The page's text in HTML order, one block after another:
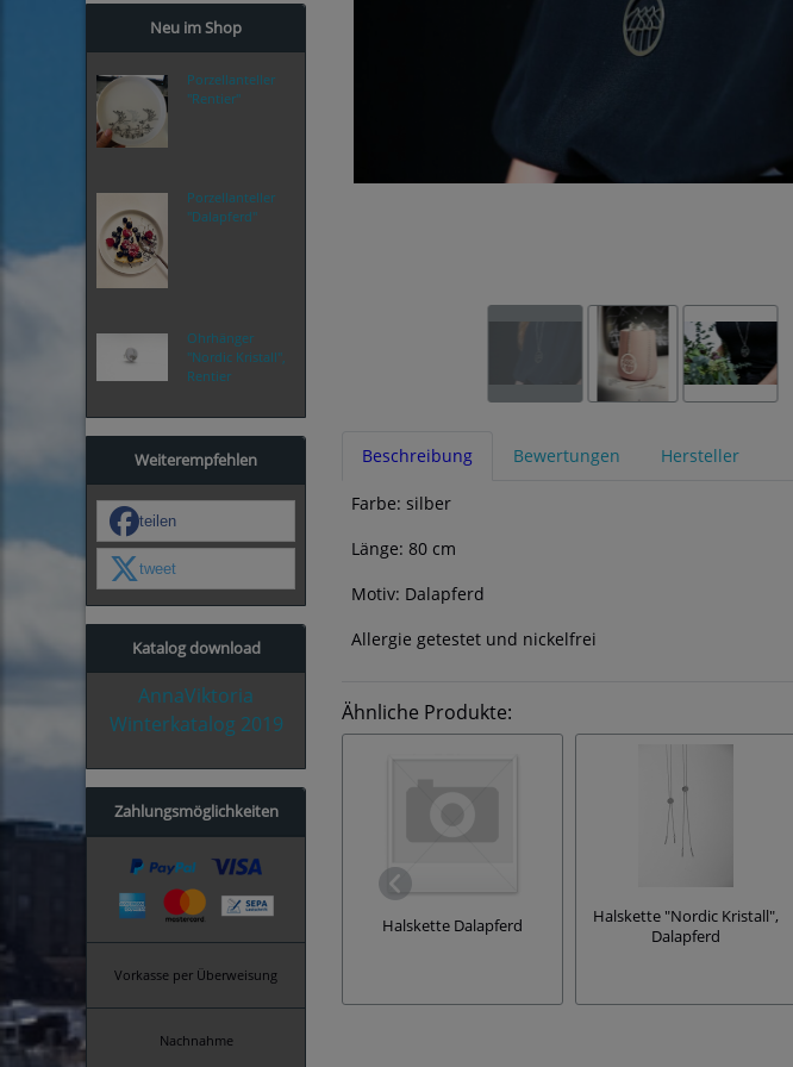
Neu im Shop
Porzellanteller
"Rentier"
Porzellanteller
"Dalapferd"
Ohrhänger
"Nordic Kristall",
Rentier
Weiterempfehlen
teilen
tweet
Katalog download
AnnaViktoria
Winterkatalog 2019
Zahlungsmöglichkeiten
Vorkasse per Überweisung
Nachnahme
Beschreibung Bewertungen Hersteller
Farbe: silber
Länge: 80 cm
Motiv: Dalapferd
Allergie getestet und nickelfrei
Ähnliche Produkte:
Halskette Dalapferd
Halskette "Nordic Kristall",
Dalapferd